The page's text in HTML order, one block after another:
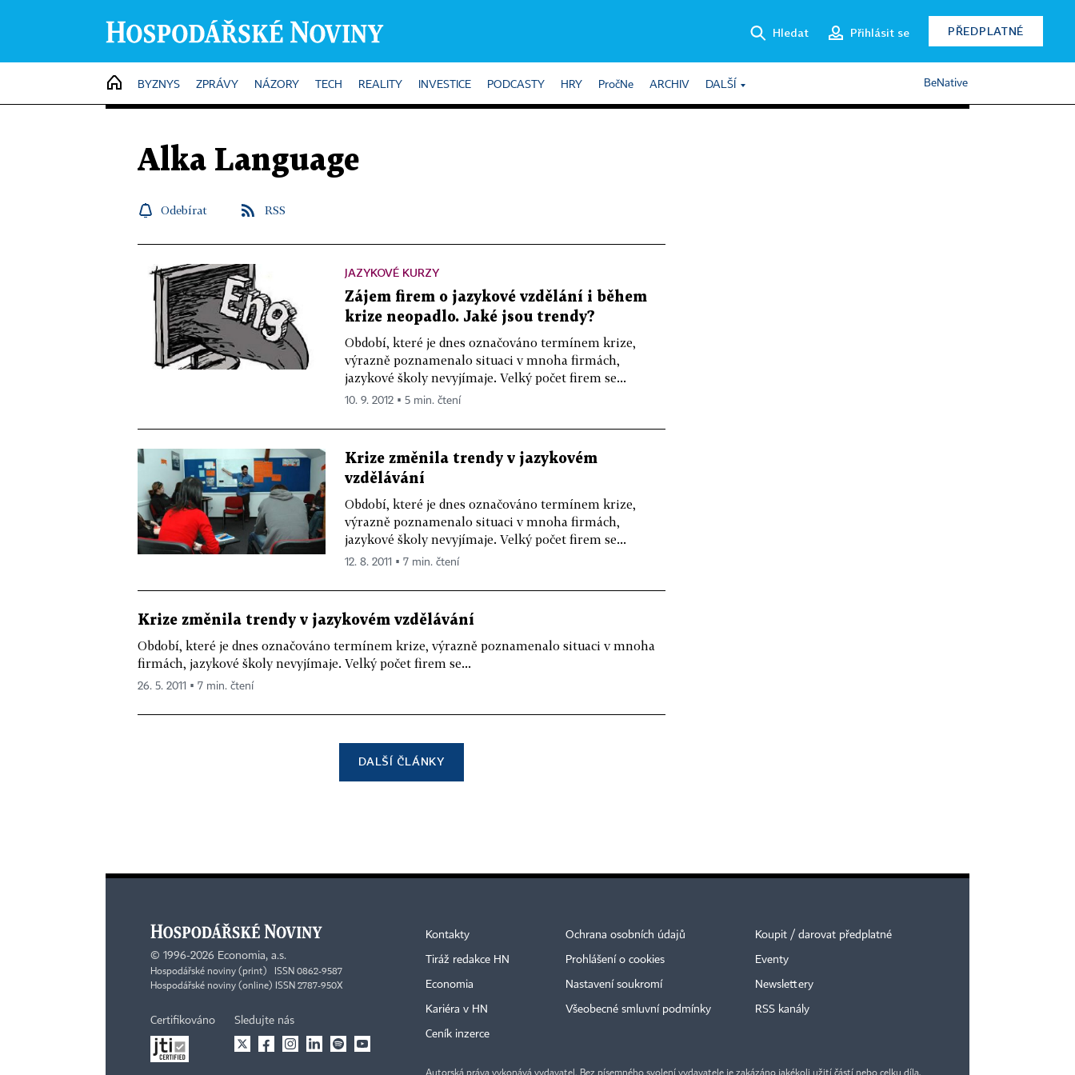
Hledat Přihlásit se PŘEDPLATNÉ
HOME
BYZNYS ZPRÁVY NÁZORY TECH REALITY INVESTICE PODCASTY HRY PročNe ARCHIV DALŠÍ BeNative
Alka Language
Odebírat RSS
JAZYKOVÉ KURZY
Zájem firem o jazykové vzdělání i během
krize neopadlo. Jaké jsou trendy?
Období, které je dnes označováno termínem krize,
výrazně poznamenalo situaci v mnoha firmách,
jazykové školy nevyjímaje. Velký počet firem se...
10. 9. 2012 ▪ 5 min. čtení
Krize změnila trendy v jazykovém
vzdělávání
Období, které je dnes označováno termínem krize,
výrazně poznamenalo situaci v mnoha firmách,
jazykové školy nevyjímaje. Velký počet firem se...
12. 8. 2011 ▪ 7 min. čtení
Krize změnila trendy v jazykovém vzdělávání
Období, které je dnes označováno termínem krize, výrazně poznamenalo situaci v mnoha
firmách, jazykové školy nevyjímaje. Velký počet firem se...
26. 5. 2011 ▪ 7 min. čtení
DALŠÍ ČLÁNKY
© 1996-2026 Economia, a.s.
Hospodářské noviny (print) ISSN 0862-9587
Hospodářské noviny (online) ISSN 2787-950X
Certifikováno Sledujte nás
Kontakty
Tiráž redakce HN
Economia
Kariéra v HN
Ceník inzerce
Ochrana osobních údajů
Prohlášení o cookies
Nastavení soukromí
Všeobecné smluvní podmínky
Koupit / darovat předplatné
Eventy
Newslettery
RSS kanály